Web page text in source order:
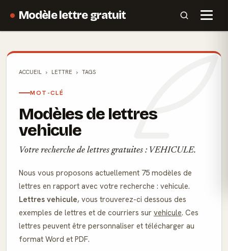
Modèle lettre gratuit
ACCUEIL LETTRE TAGS
MOT-CLÉ
Modèles de lettres
vehicule
Votre recherche de lettres gratuites : VEHICULE.
Nous vous proposons actuellement 75 modèles de
lettres en rapport avec votre recherche : vehicule.
Lettres vehicule, vous trouverez-ci dessous des
exemples de lettres et de courriers sur vehicule. Ces
lettres peuvent être personnaliser et télécharger au
format Word et PDF.